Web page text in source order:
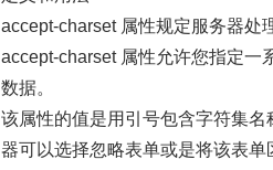
accept-charset 属性规定服务器处
accept-charset 属性允许您指定一
数据。
该属性的值是用引号包含字符集
器可以选择忽略表单或是将该表单